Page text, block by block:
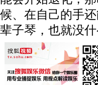
候、在自己的手
辈子琴，也就没什